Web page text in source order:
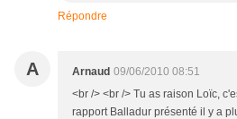
Répondre
A Arnaud 09/06/2010 08:51
<br /> <br /> Tu as raison Loïc,
rapport Balladur présenté il y a